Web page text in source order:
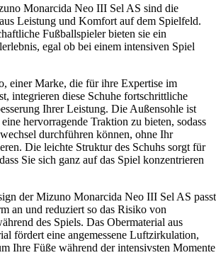
Monarcida Neo III Sel AS sind die
Leistung und Komfort auf dem Spielfeld.
Fußballspieler bieten sie ein
egal ob bei einem intensiven Spiel
einer Marke, die für ihre Expertise im
integrieren diese Schuhe fortschrittliche
Ihrer Leistung. Die Außensohle ist
hervorragende Traktion zu bieten, sodass
durchführen können, ohne Ihr
Die leichte Struktur des Schuhs sorgt für
Sie sich ganz auf das Spiel konzentrieren
der Mizuno Monarcida Neo III Sel AS passt
an und reduziert so das Risiko von
des Spiels. Das Obermaterial aus
fördert eine angemessene Luftzirkulation,
Ihre Füße während der intensivsten Momente